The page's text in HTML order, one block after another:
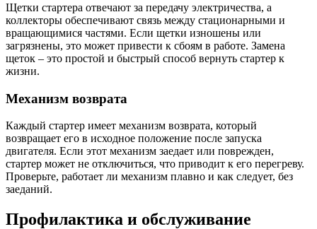
Щетки стартера отвечают за передачу электричества, а
коллекторы обеспечивают связь между стационарными и
вращающимися частями. Если щетки изношены или
загрязнены, это может привести к сбоям в работе. Замена
щеток – это простой и быстрый способ вернуть стартер к
жизни.
Механизм возврата
Каждый стартер имеет механизм возврата, который
возвращает его в исходное положение после запуска
двигателя. Если этот механизм заедает или поврежден,
стартер может не отключиться, что приводит к его перегреву.
Проверьте, работает ли механизм плавно и как следует, без
заеданий.
Профилактика и обслуживание